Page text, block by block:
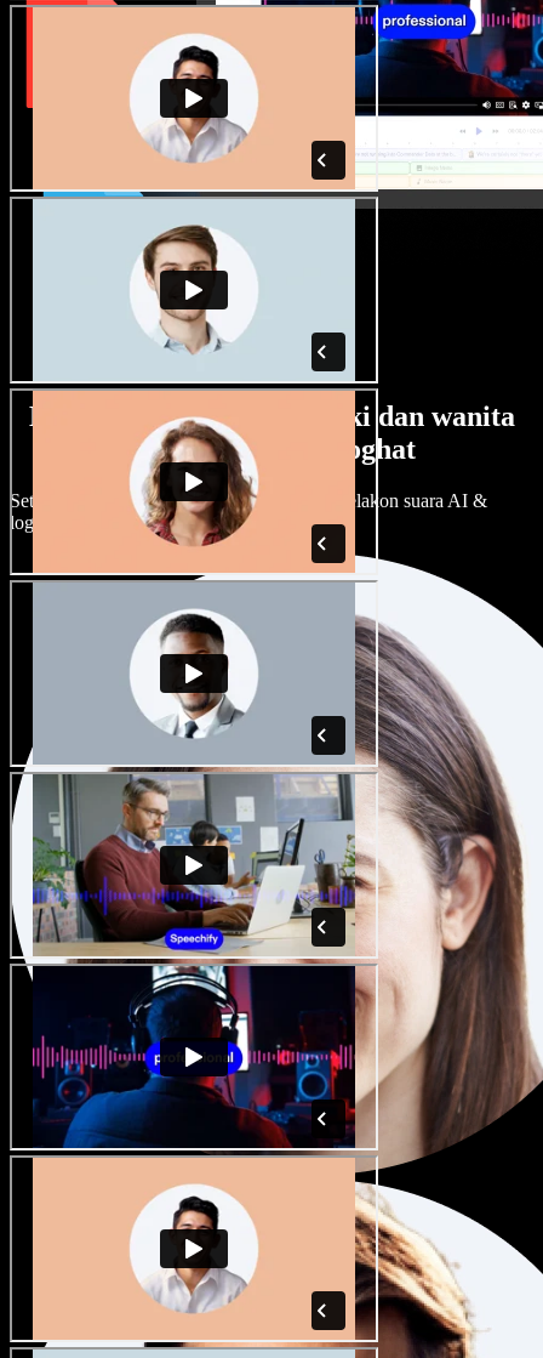
Banyak pilihan suara lelaki dan wanita
dengan pelbagai loghat
Setiap projek boleh jadi unik. Pilih ratusan pelakon suara AI &
loghat, laraskan ikut cita rasa anda.